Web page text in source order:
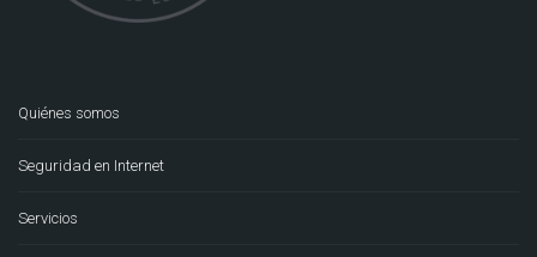
Quiénes somos
Seguridad en Internet
Servicios